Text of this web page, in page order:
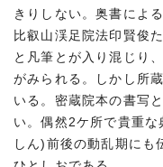
きりしない。奥書によ
比叡山渓足院法印賢俊
と凡筆とが入り混じり
がみられる。しかし所
いる。密蔵院本の書写
い。偶然2ケ所で貴重
しん)前後の動乱期にも